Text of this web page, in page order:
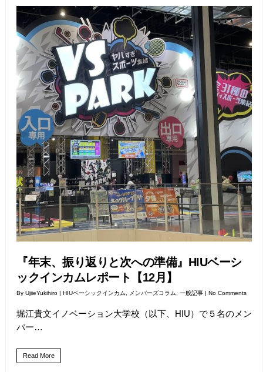
『年末、振り返りと次への準備』HIUベーシ
ックインカムレポート【12月】
By UjiieYukihiro HIUベーシックインカム, メンバーズコラム, 一般記事 No Comments
堀江貴文イノベーション大学校（以下、HIU）で５名のメン
バー…
Read More